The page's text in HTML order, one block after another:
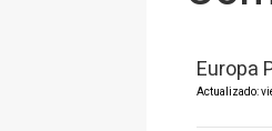
Europa
Actualizado: